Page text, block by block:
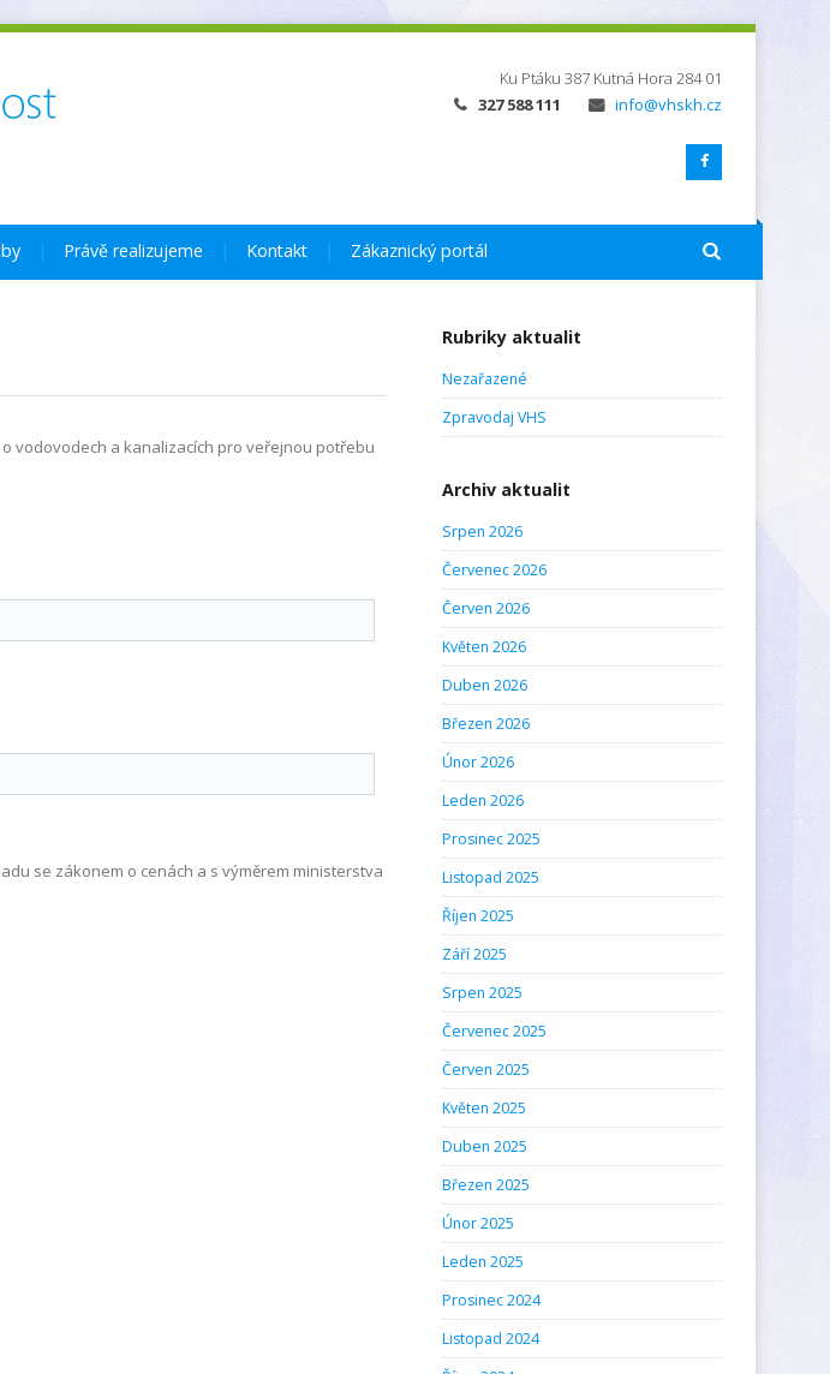
Ku Ptáku 387 Kutná Hora 284 01
327 588 111
info@vhskh.cz
Právě realizujeme Kontakt Zákaznický portál
vodovodech a kanalizacích pro veřejnou potřebu
se zákonem o cenách a s výměrem ministerstva
Rubriky aktualit
Nezařazené
Zpravodaj VHS
Archiv aktualit
Srpen 2026
Červenec 2026
Červen 2026
Květen 2026
Duben 2026
Březen 2026
Únor 2026
Leden 2026
Prosinec 2025
Listopad 2025
Říjen 2025
Září 2025
Srpen 2025
Červenec 2025
Červen 2025
Květen 2025
Duben 2025
Březen 2025
Únor 2025
Leden 2025
Prosinec 2024
Listopad 2024